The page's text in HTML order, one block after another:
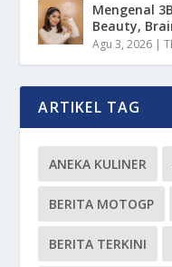
Mengenal
Beauty,
Agu 3, 2026 |
ARTIKEL TAG
ANEKA KULINER
BERITA MOTOGP
BERITA TERKINI